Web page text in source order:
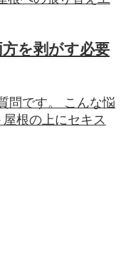
を剥がす必要
問です。 こんな悩
根の上にセキス